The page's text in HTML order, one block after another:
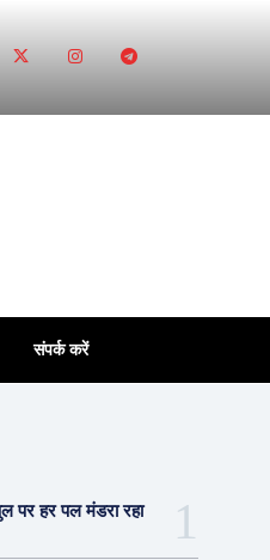
संपर्क करें
पर हर पल मंडरा रहा